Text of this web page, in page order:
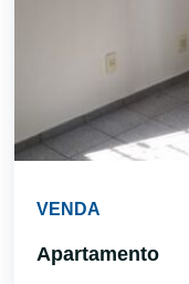
VENDA
Apartamento